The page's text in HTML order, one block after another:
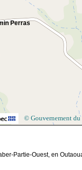
Perras
© Gouvernement du
Partie-Ouest, en